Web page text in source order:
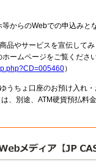
からのWebでの申込みと
品やサービスを宣伝して
ームページをご覧くださ
）
うちょ口座のお預け入れ
、別途、ATM硬貨預払料